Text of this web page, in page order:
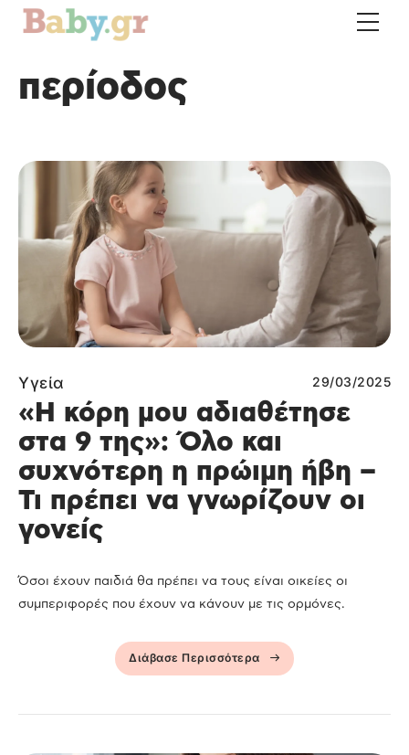
περίοδος
Υγεία 29/03/2025
«Η κόρη μου αδιαθέτησε
στα 9 της»: Όλο και
συχνότερη η πρώιμη ήβη –
Τι πρέπει να γνωρίζουν οι
γονείς
Όσοι έχουν παιδιά θα πρέπει να τους είναι οικείες οι
συμπεριφορές που έχουν να κάνουν με τις ορμόνες.
Διάβασε Περισσότερα